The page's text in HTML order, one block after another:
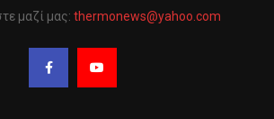
μαζί μας: thermonews@yahoo.com